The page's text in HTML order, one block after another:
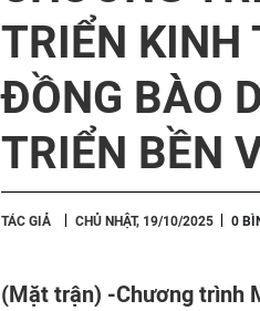
TRIỂN KINH
ĐỒNG BÀO
TRIỂN BỀN
TÁC GIẢ CHỦ NHẬT, 19/10/2025 0
(Mặt trận) -Chương trình